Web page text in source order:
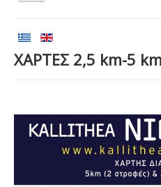
Εθελοντισμός
Εγγραφές
Αποτελέσματα
ΧΑΡΤΕΣ 2,5 km-5